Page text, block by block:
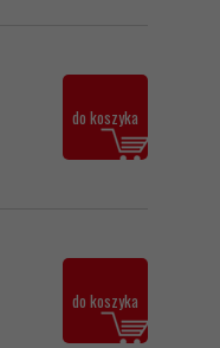
do koszyka
do koszyka